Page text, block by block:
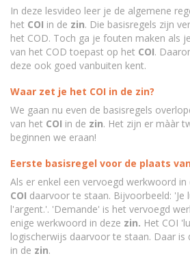
In deze lesvideo leer je de algemene
het COI in de zin. Die basisregels zijn
het COD. Toch ga je fouten maken als
van het COD toepast op het COI.
deze ook goed vanbuiten kent.
Waar zet je het COI in de zin?
We gaan nu even de basisregels
van het COI in de zin. Het zijn er mààr
beginnen we eraan!
Eerste basisregel voor de plaats
Als er enkel een vervoegd werkwoord in
COI daarvoor te staan. Bijvoorbeeld: 'Je
l'argent.'. 'Demande' is het vervoegd
enige werkwoord in deze zin. Het COI
logischerwijs daarvoor te staan. Daar is
in de zin.